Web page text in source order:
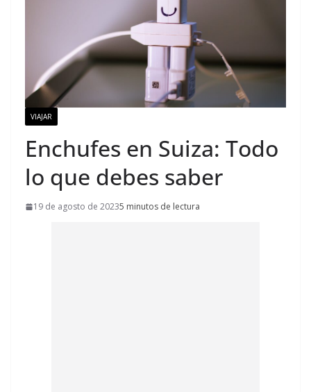
VIAJAR
Enchufes en Suiza: Todo
lo que debes saber
19 de agosto de 20235 minutos de lectura